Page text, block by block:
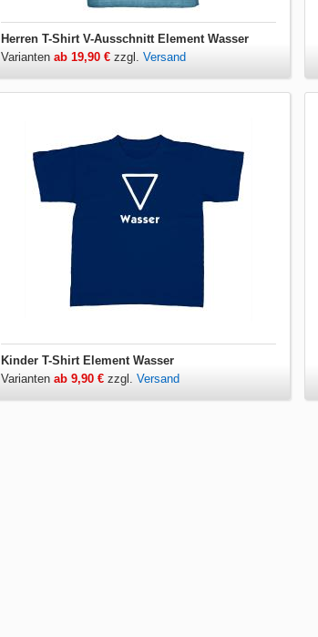
Herren T-Shirt V-Ausschnitt Element Wasser
Varianten ab 19,90 €zzgl. Versand
Kinder T-Shirt Element Wasser
Varianten ab 9,90 €zzgl. Versand